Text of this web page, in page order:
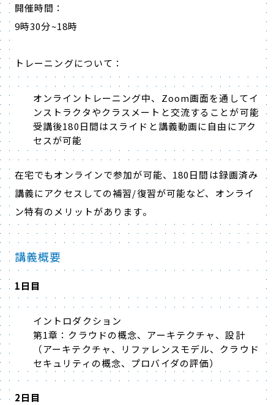
開催時間：
9時30分~18時
トレーニングについて：
オンライントレーニング中、Zoom画面を通してイ
ンストラクタやクラスメートと交流することが可能
受講後180日間はスライドと講義動画に自由にアク
セスが可能
在宅でもオンラインで参加が可能、180日間は録画済み
講義にアクセスしての補習/復習が可能など、オンライ
ン特有のメリットがあります。
講義概要
1日目
イントロダクション
第1章：クラウドの概念、アーキテクチャ、設計
（アーキテクチャ、リファレンスモデル、クラウド
セキュリティの概念、プロバイダの評価）
2日目